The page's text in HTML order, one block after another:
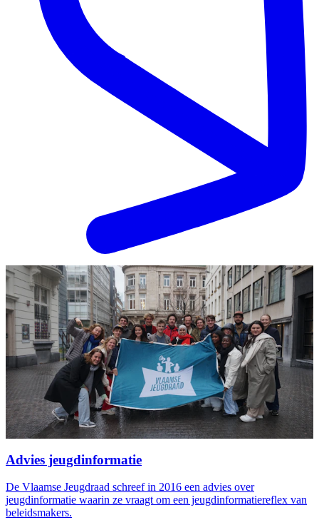
Advies jeugdinformatie
De Vlaamse Jeugdraad schreef in 2016 een advies over
jeugdinformatie waarin ze vraagt om een jeugdinformatiereflex van
beleidsmakers.